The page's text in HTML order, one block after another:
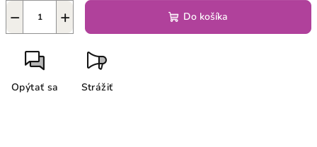
+
− Do košíka
Opýtať sa Strážiť